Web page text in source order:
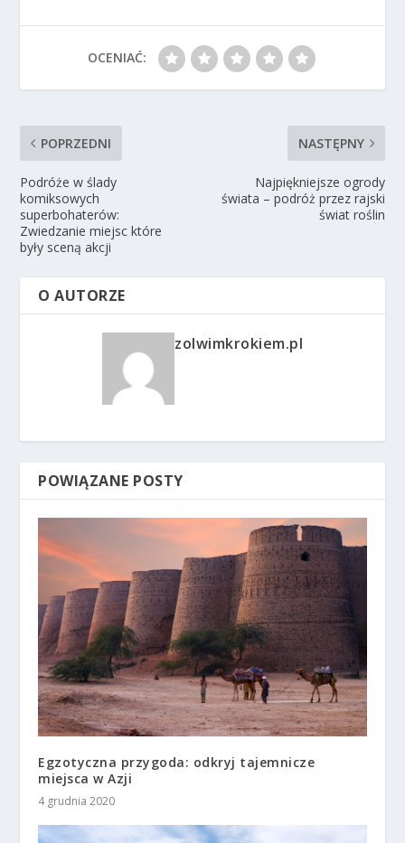
OCENIAĆ:
POPRZEDNI
Podróże w ślady
komiksowych
superbohaterów:
Zwiedzanie miejsc które
były sceną akcji
NASTĘPNY
Najpiękniejsze ogrody
świata – podróż przez rajski
świat roślin
O AUTORZE
zolwimkrokiem.pl
POWIĄZANE POSTY
Egzotyczna przygoda: odkryj tajemnicze
miejsca w Azji
4 grudnia 2020